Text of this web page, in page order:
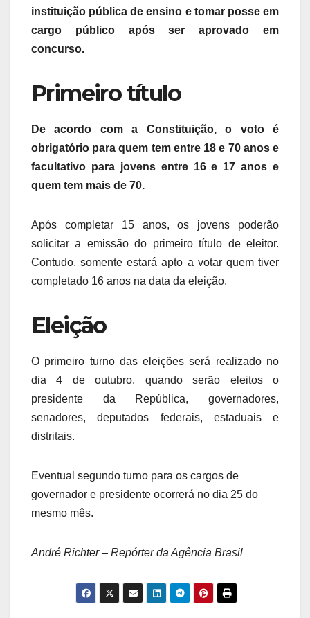
instituição pública de ensino e tomar posse em
cargo público após ser aprovado em
concurso.
Primeiro título
De acordo com a Constituição, o voto é
obrigatório para quem tem entre 18 e 70 anos e
facultativo para jovens entre 16 e 17 anos e
quem tem mais de 70.
Após completar 15 anos, os jovens poderão
solicitar a emissão do primeiro título de eleitor.
Contudo, somente estará apto a votar quem tiver
completado 16 anos na data da eleição.
Eleição
O primeiro turno das eleições será realizado no
dia 4 de outubro, quando serão eleitos o
presidente da República, governadores,
senadores, deputados federais, estaduais e
distritais.
Eventual segundo turno para os cargos de
governador e presidente ocorrerá no dia 25 do
mesmo mês.
André Richter – Repórter da Agência Brasil